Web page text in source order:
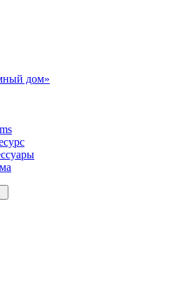
дом»